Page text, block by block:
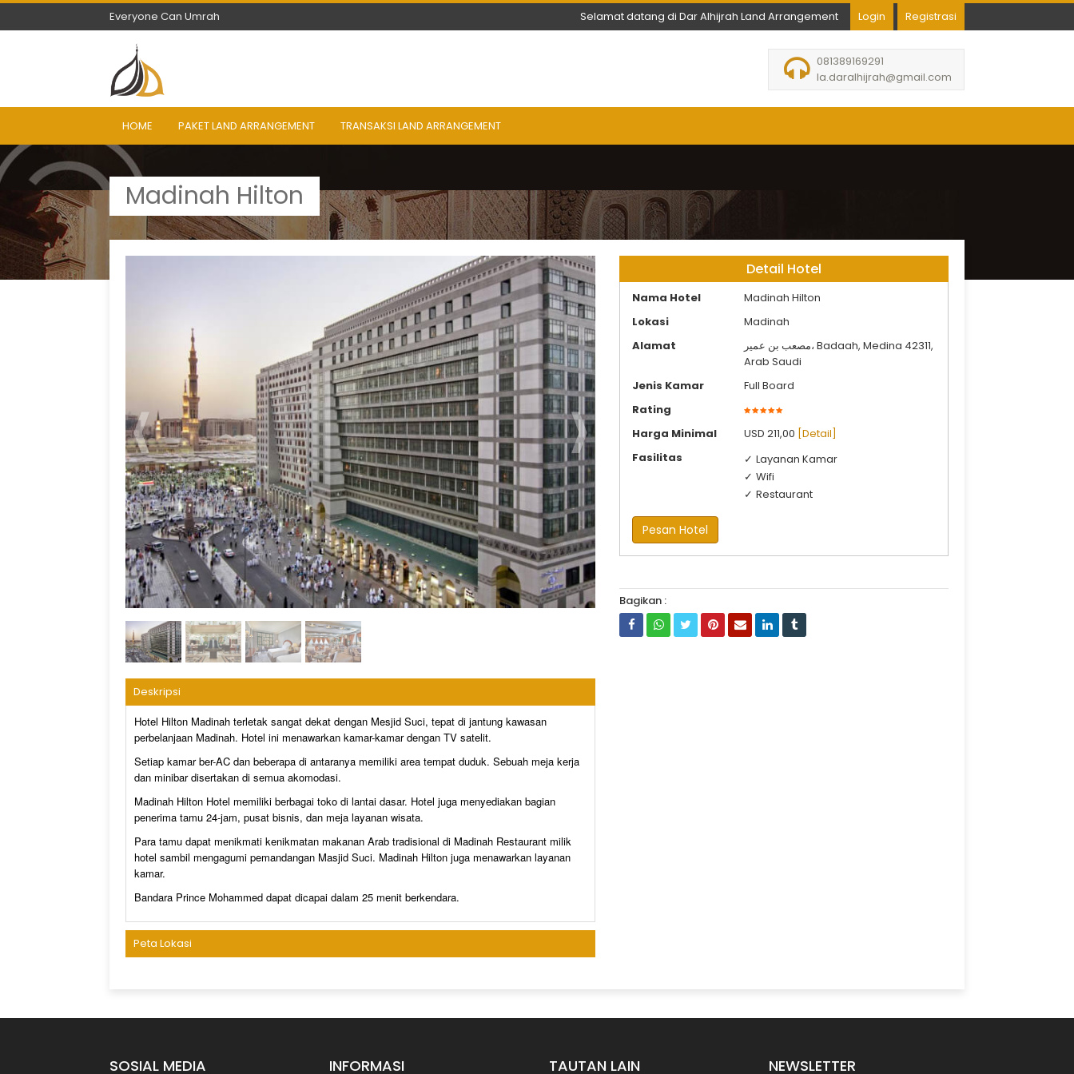
Everyone Can Umrah
Everyone Can Umrah Selamat datang di Dar Alhijrah Land Arrangement Login Registrasi
081389169291
la.daralhijrah@gmail.com
HOME PAKET LAND ARRANGEMENT TRANSAKSI LAND ARRANGEMENT
Madinah Hilton
tampak depan
Deskripsi
Hotel Hilton Madinah terletak sangat dekat dengan Mesjid Suci, tepat di jantung kawasan
perbelanjaan Madinah. Hotel ini menawarkan kamar-kamar dengan TV satelit.
Setiap kamar ber-AC dan beberapa di antaranya memiliki area tempat duduk. Sebuah meja kerja
dan minibar disertakan di semua akomodasi.
Madinah Hilton Hotel memiliki berbagai toko di lantai dasar. Hotel juga menyediakan bagian
penerima tamu 24-jam, pusat bisnis, dan meja layanan wisata.
Para tamu dapat menikmati kenikmatan makanan Arab tradisional di Madinah Restaurant milik
hotel sambil mengagumi pemandangan Masjid Suci. Madinah Hilton juga menawarkan layanan
kamar.
Bandara Prince Mohammed dapat dicapai dalam 25 menit berkendara.
Peta Lokasi
Detail Hotel
Nama Hotel
Madinah Hilton
Lokasi
Madinah
Alamat
مصعب بن عمير، Badaah, Medina 42311,
Arab Saudi
Jenis Kamar
Full Board
Rating
Harga Minimal
USD 211,00 [Detail]
Fasilitas
Layanan Kamar
Wifi
Restaurant
Pesan Hotel
Bagikan :
SOSIAL MEDIA INFORMASI TAUTAN LAIN NEWSLETTER